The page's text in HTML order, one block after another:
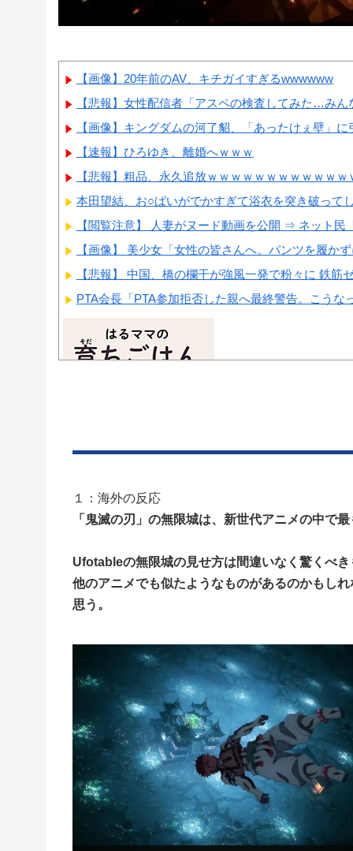
【画像】20年前のAV、キチガイすぎるwwwwww
【悲報】女性配信者「アスペの検査してみた…み
【画像】キングダムの河了貂、「あったけぇ壁」
【速報】ひろゆき、離婚へｗｗｗ
【悲報】粗品、永久追放ｗｗｗｗｗｗｗｗｗｗｗ
本田望結、お○ぱいがでかすぎて浴衣を突き破って
【閲覧注意】 人妻がヌード動画を公開 ⇒ ネット民
【画像】 美少女「女性の皆さんへ。パンツを履か
【悲報】 中国、橋の欄干が強風一発で粉々に 鉄筋
PTA会長「PTA参加拒否した親へ最終警告。こうな
１：海外の反応
「鬼滅の刃」の無限城は、新世代アニメの中で
Ufotableの無限城の見せ方は間違いなく驚くべ
他のアニメでも似たようなものがあるのかもし
思う。